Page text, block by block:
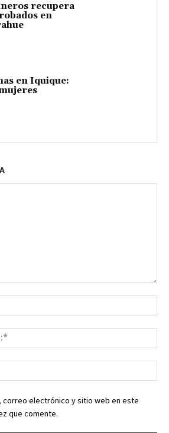
recupera
en
en Iquique:
correo electrónico y sitio web en este
que comente.